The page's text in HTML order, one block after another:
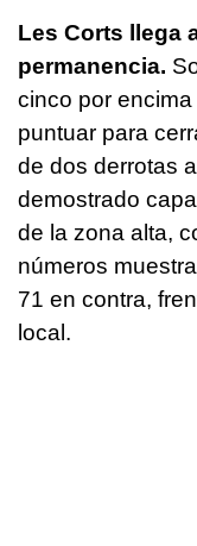
Les Corts llega
permanencia.
cinco por
puntuar para
de dos derrotas
demostrado
de la zona alta,
números
71 en contra,
local.